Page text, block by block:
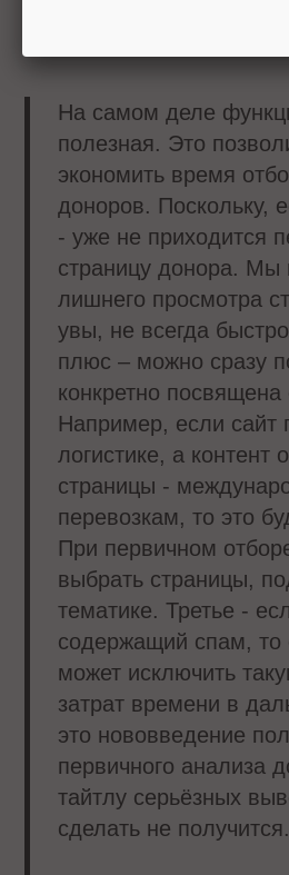
На самом деле
полезная. Это
экономить время
доноров. Поскольку,
- уже не приходится
страницу донора. Мы
лишнего просмотра
увы, не всегда
плюс – можно сразу
конкретно посвящена
Например, если сайт
логистике, а контент
страницы -
перевозкам, то это
При первичном
выбрать страницы,
тематике. Третье -
содержащий спам, то
может исключить
затрат времени в
это нововведение
первичного анализа
тайтлу серьёзных
сделать не получится.